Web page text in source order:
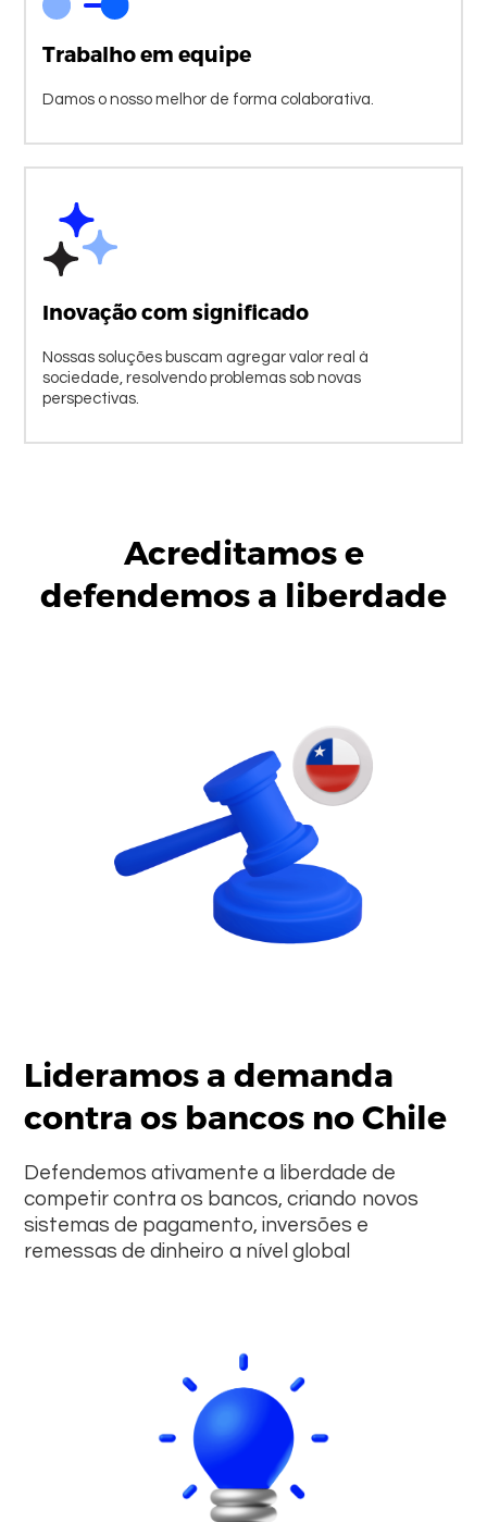
Trabalho em equipe
Damos o nosso melhor de forma colaborativa.
Inovação com significado
Nossas soluções buscam agregar valor real à
sociedade, resolvendo problemas sob novas
perspectivas.
Acreditamos e
defendemos a liberdade
Lideramos a demanda
contra os bancos no Chile
Defendemos ativamente a liberdade de
competir contra os bancos, criando novos
sistemas de pagamento, inversões e
remessas de dinheiro a nível global